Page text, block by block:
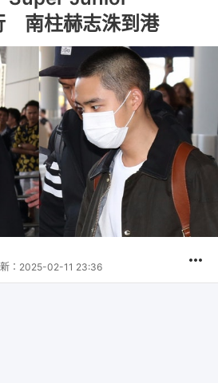
南柱赫志洙到港
： 2025-02-11 23:36